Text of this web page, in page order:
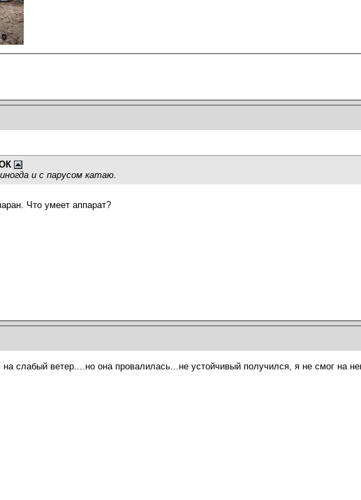
и с парусом катаю.
Что умеет аппарат?
слабый ветер....но она провалилась...не устойчивый получился, я не смог на